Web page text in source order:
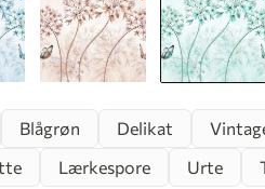
Blågrøn Delikat
Lærkespore Urte